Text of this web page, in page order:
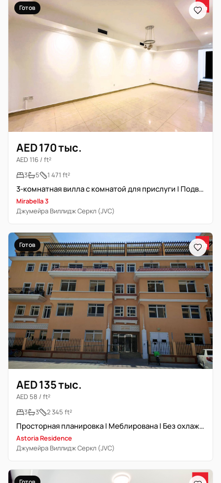
Готов
AED 170 тыс.
AED 116 / ft²
3
5 1 471 ft²
3-комнатная вилла с комнатой для прислуги | Подвал | 5 ванных | Сад |
Mirabella 3
Джумейра Виллидж Серкл (JVC)
Готов
AED 135 тыс.
AED 58 / ft²
3
3 2 345 ft²
Просторная планировка | Меблирована | Без охлаждения
Astoria Residence
Джумейра Виллидж Серкл (JVC)